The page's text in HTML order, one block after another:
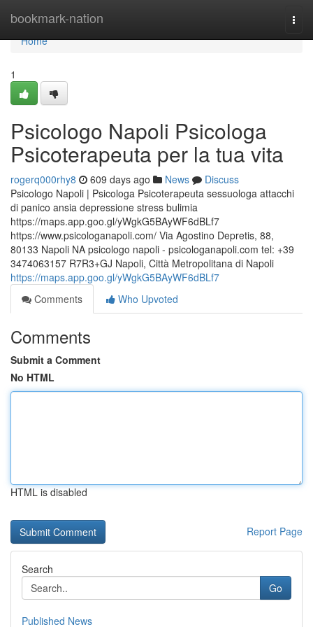
bookmark-nation
Home
Home
1
Psicologo Napoli Psicologa
Psicoterapeuta per la tua vita
rogerq000rhy8 609 days ago News
Discuss
Psicologo Napoli | Psicologa Psicoterapeuta sessuologa attacchi
di panico ansia depressione stress bulimia
https://maps.app.goo.gl/yWgkG5BAyWF6dBLf7
https://www.psicologanapoli.com/ Via Agostino Depretis, 88,
80133 Napoli NA psicologo napoli - psicologanapoli.com tel: +39
3474063157 R7R3+GJ Napoli, Città Metropolitana di Napoli
https://maps.app.goo.gl/yWgkG5BAyWF6dBLf7
Comments
Who Upvoted
Comments
Submit a Comment
No HTML
HTML is disabled
Report Page
Search
Go
Published News